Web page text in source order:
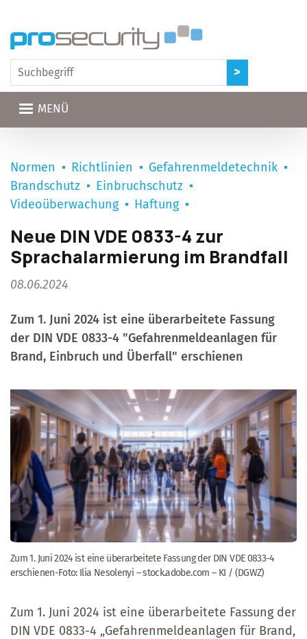
MENÜ
Normen Richtlinien
Gefahrenmeldetechnik
Brandschutz
Einbruchschutz
Videoüberwachung
Haftung
Neue DIN VDE 0833-4 zur
Sprachalarmierung im Brandfall
08.06.2024
Zum 1. Juni 2024 ist eine überarbeitete Fassung
der DIN VDE 0833-4 "Gefahrenmeldeanlagen für
Brand, Einbruch und Überfall" erschienen
Zum 1. Juni 2024 ist eine überarbeitete Fassung der DIN VDE 0833-4
erschienen-Foto: Ilia Nesolenyi – stock.adobe.com – KI / (DGWZ)
Zum 1. Juni 2024 ist eine überarbeitete Fassung der
DIN VDE 0833-4 „Gefahrenmeldeanlagen für Brand,